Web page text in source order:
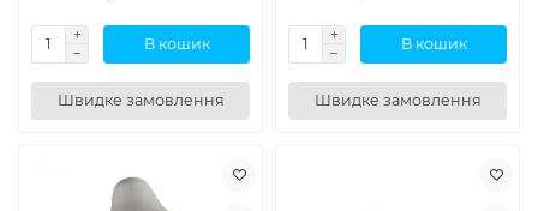
В кошик
Швидке замовлення
В кошик
Швидке замовлення